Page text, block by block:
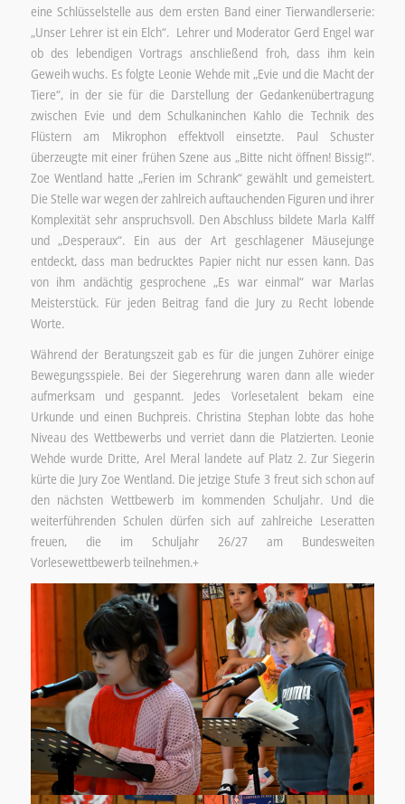
eine Schlüsselstelle aus dem ersten Band einer Tierwandlerserie:
„Unser Lehrer ist ein Elch“. Lehrer und Moderator Gerd Engel war
ob des lebendigen Vortrags anschließend froh, dass ihm kein
Geweih wuchs. Es folgte Leonie Wehde mit „Evie und die Macht der
Tiere“, in der sie für die Darstellung der Gedankenübertragung
zwischen Evie und dem Schulkaninchen Kahlo die Technik des
Flüstern am Mikrophon effektvoll einsetzte. Paul Schuster
überzeugte mit einer frühen Szene aus „Bitte nicht öffnen! Bissig!“.
Zoe Wentland hatte „Ferien im Schrank“ gewählt und gemeistert.
Die Stelle war wegen der zahlreich auftauchenden Figuren und ihrer
Komplexität sehr anspruchsvoll. Den Abschluss bildete Marla Kalff
und „Desperaux“. Ein aus der Art geschlagener Mäusejunge
entdeckt, dass man bedrucktes Papier nicht nur essen kann. Das
von ihm andächtig gesprochene „Es war einmal“ war Marlas
Meisterstück. Für jeden Beitrag fand die Jury zu Recht lobende
Worte.
Während der Beratungszeit gab es für die jungen Zuhörer einige
Bewegungsspiele. Bei der Siegerehrung waren dann alle wieder
aufmerksam und gespannt. Jedes Vorlesetalent bekam eine
Urkunde und einen Buchpreis. Christina Stephan lobte das hohe
Niveau des Wettbewerbs und verriet dann die Platzierten. Leonie
Wehde wurde Dritte, Arel Meral landete auf Platz 2. Zur Siegerin
kürte die Jury Zoe Wentland. Die jetzige Stufe 3 freut sich schon auf
den nächsten Wettbewerb im kommenden Schuljahr. Und die
weiterführenden Schulen dürfen sich auf zahlreiche Leseratten
freuen, die im Schuljahr 26/27 am Bundesweiten
Vorlesewettbewerb teilnehmen.+